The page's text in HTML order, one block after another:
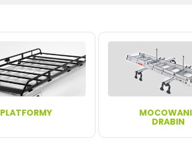
PLATFORMY
DRABIN